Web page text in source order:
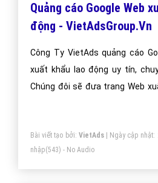
Quảng cáo Google Web
động - VietAdsGroup.Vn
Công Ty VietAds quảng cáo
xuất khẩu lao động uy tín,
Chúng đôi sẽ đưa trang Web
Bài viết tạo bởi: VietAds| Ngày cập nhật:
nhập(543) - No Audio